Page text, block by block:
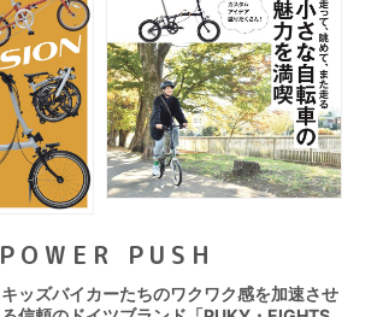
POWER PUSH
キッズバイカーたちのワクワク感を加速させ